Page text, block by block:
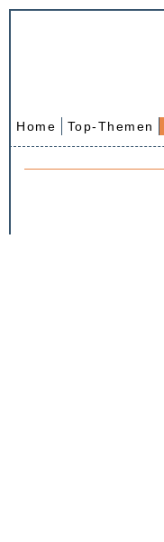
Home Top-Themen